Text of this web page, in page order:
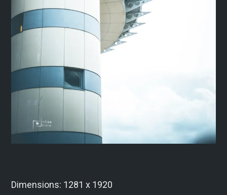
Dimensions: 1281 x 1920